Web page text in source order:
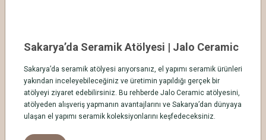
Sakarya’da Seramik Atölyesi | Jalo Ceramic
Sakarya’da seramik atölyesi arıyorsanız, el yapımı seramik ürünleri
yakından inceleyebileceğiniz ve üretimin yapıldığı gerçek bir
atölyeyi ziyaret edebilirsiniz. Bu rehberde Jalo Ceramic atölyesini,
atölyeden alışveriş yapmanın avantajlarını ve Sakarya’dan dünyaya
ulaşan el yapımı seramik koleksiyonlarını keşfedeceksiniz.